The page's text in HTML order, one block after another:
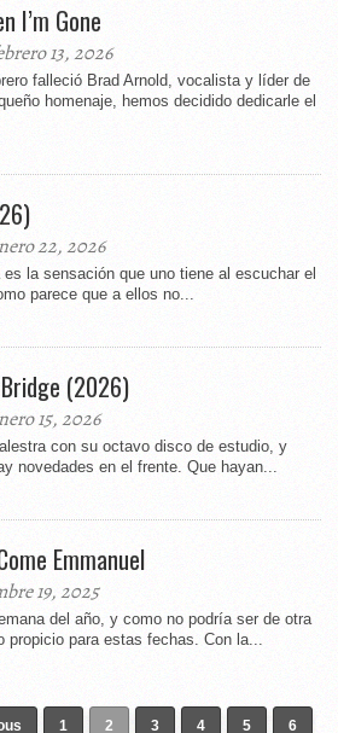
I’m Gone
13, 2026
falleció Brad Arnold, vocalista y líder de
homenaje, hemos decidido dedicarle el
22, 2026
la sensación que uno tiene al escuchar el
parece que a ellos no...
(2026)
15, 2026
con su octavo disco de estudio, y
novedades en el frente. Que hayan...
Emmanuel
19, 2025
del año, y como no podría ser de otra
propicio para estas fechas. Con la...
1 2 3 4 5 6